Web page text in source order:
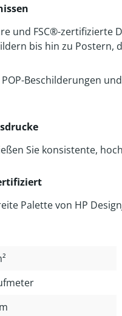
und FSC®-
bis hin zu Postern,
Beschilderungen
Sie konsistente,
Palette von HP